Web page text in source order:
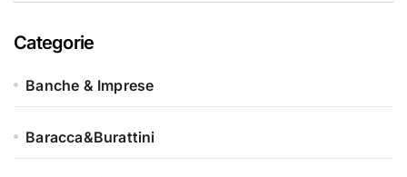
Categorie
Banche & Imprese
Baracca&Burattini